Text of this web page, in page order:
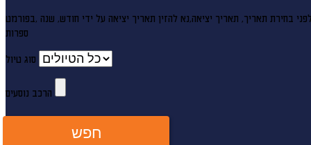
בחירת תאריך, תאריך יציאה,
ספרות
סוג טיול
הרכב נוסעים
חפש